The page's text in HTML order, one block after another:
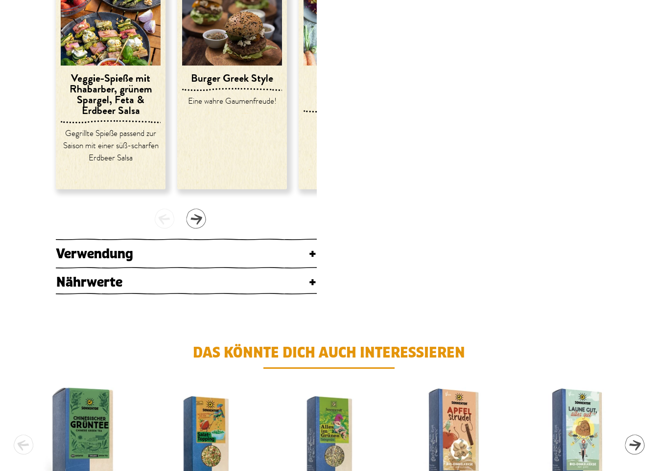
Veggie-Spieße mit
Rhabarber, grünem
Spargel, Feta &
Erdbeer Salsa
Gegrillte Spieße passend zur
Saison mit einer süß-scharfen
Erdbeer Salsa
Burger Greek Style
Eine wahre Gaumenfreude!
Verwendung
+
Nährwerte
+
DAS KÖNNTE DICH AUCH INTERESSIEREN